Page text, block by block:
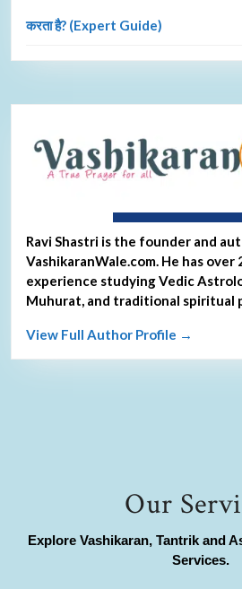
करता है? (Expert Guide)
Ravi Shastri is the founder and
VashikaranWale.com. He has over
experience studying Vedic
Muhurat, and traditional spiritual
View Full Author Profile →
Our
Explore Vashikaran, Tantrik and
Services.